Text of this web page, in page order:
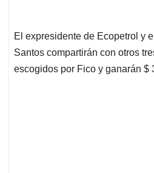
El expresidente de Ecopetrol y
Santos compartirán con otros
escogidos por Fico y ganarán $